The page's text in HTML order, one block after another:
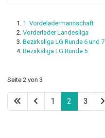
1. Vordeladermannschaft
Vorderlader Landesliga
Bezirksliga LG Runde 6 und 7
Bezirksliga LG Runde 5
Seite 2 von 3
1 2 3